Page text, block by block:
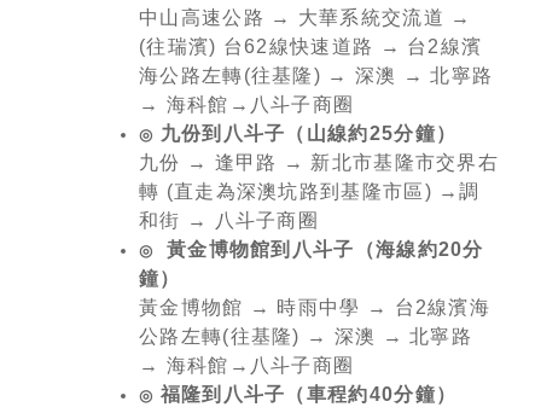
中山高速公路 → 大華系統交流道 →
(往瑞濱) 台62線快速道路 → 台2線濱
海公路左轉(往基隆) → 深澳 → 北寧路
→ 海科館→八斗子商圈
◎ 九份到八斗子（山線約25分鐘）
九份 → 逢甲路 → 新北市基隆市交界右
轉 (直走為深澳坑路到基隆市區) →調
和街 → 八斗子商圈
◎
黃金博物館到八斗子（海線約20分
鐘）
黃金博物館 → 時雨中學 → 台2線濱海
公路左轉(往基隆) → 深澳 → 北寧路
→ 海科館→八斗子商圈
◎ 福隆到八斗子（車程約40分鐘）